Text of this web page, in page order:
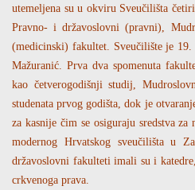
utemeljena su u okviru Sveučilišta
Pravno- i državoslovni (pravni),
(medicinski) fakultet. Sveučilište je
Mažuranić. Prva dva spomenuta
kao četverogodišnji studij,
studenata prvog godišta, dok je
za kasnije čim se osiguraju sredstva
modernog Hrvatskog sveučilišta u
državoslovni fakulteti imali su i
crkvenoga prava.